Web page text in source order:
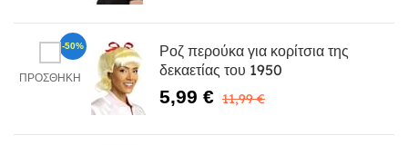
ΠΡΟΣΘΉΚΗ
Ροζ περούκα για κορίτσια της
δεκαετίας του 1950
5,99 € 11,99 €
-50%